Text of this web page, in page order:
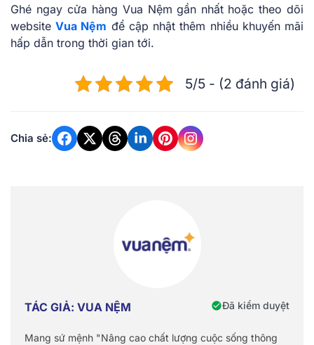
Ghé ngay cửa hàng Vua Nệm gần nhất hoặc theo dõi
websiteVua Nệm để cập nhật thêm nhiều khuyến mãi
hấp dẫn trong thời gian tới.
5/5 - (2 đánh giá)
Chia sẻ:
TÁC GIẢ: VUA NỆM Đã kiểm duyệt
Mang sứ mệnh "Nâng cao chất lượng cuộc sống thông